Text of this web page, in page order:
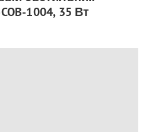
COB-1004, 35 Вт